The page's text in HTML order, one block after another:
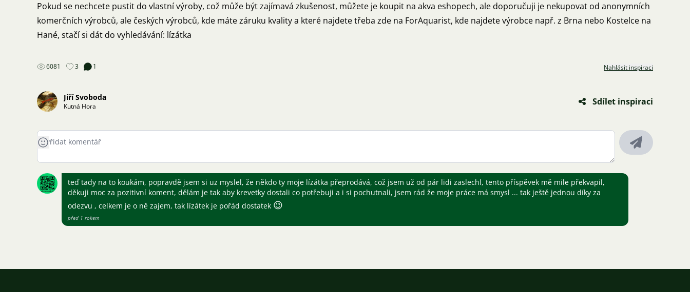
Pokud se nechcete pustit do vlastní výroby, což může být zajímavá zkušenost, můžete je koupit na akva eshopech, ale doporučuji je nekupovat od anonymních
komerčních výrobců, ale českých výrobců, kde máte záruku kvality a které najdete třeba zde na ForAquarist, kde najdete výrobce např. z Brna nebo Kostelce na
Hané, stačí si dát do vyhledávání: lízátka
6081 3 1 Nahlásit inspiraci
Jiří Svoboda
Kutná Hora Sdílet inspiraci
teď tady na to koukám, popravdě jsem si uz myslel, že někdo ty moje lízátka přeprodává, což jsem už od pár lidi zaslechl, tento příspěvek mě mile překvapil,
děkuji moc za pozitivní koment, dělám je tak aby krevetky dostali co potřebuji a i si pochutnali, jsem rád že moje práce má smysl ... tak ještě jednou díky za
odezvu , celkem je o ně zajem, tak lízátek je pořád dostatek 😉
před 1 rokem